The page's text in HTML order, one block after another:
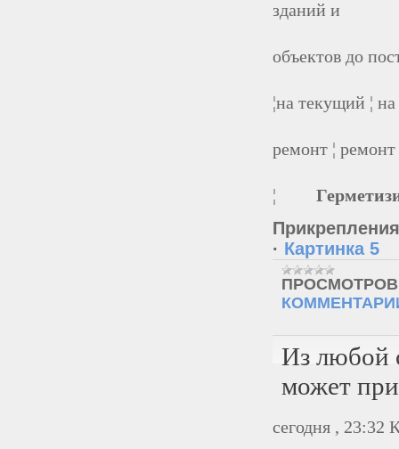
зданий и
объектов до
¦на текущий ¦
ремонт ¦ ремонт
¦
· Картинка 5
Из любой
может
сегодня ,